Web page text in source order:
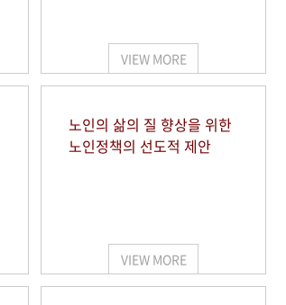
VIEW MORE
노인의 삶의 질 향상을 위한
노인정책의 선도적 제안
VIEW MORE